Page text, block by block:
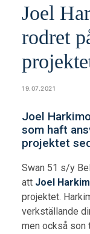
Joel
rodret
19.07.2021
Joel
som haft
projektet
Swan 51 s/y
att Joel
projektet.
verkställande
men också son